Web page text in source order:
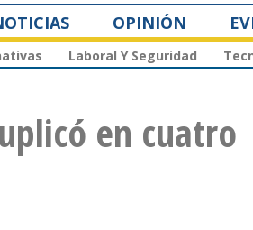
OPINIÓN
Laboral Y Seguridad
en cuatro